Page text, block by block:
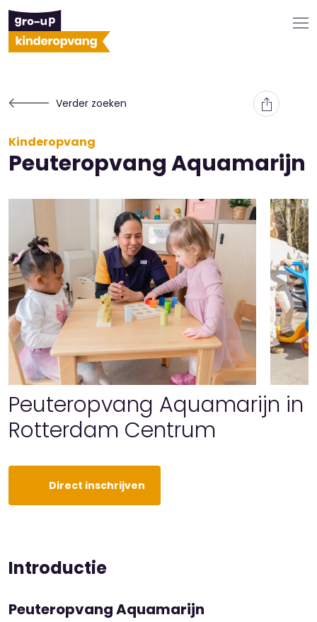
Verder zoeken
Kinderopvang
Peuteropvang Aquamarijn
Peuteropvang Aquamarijn in
Rotterdam Centrum
Direct inschrijven
Introductie
Peuteropvang Aquamarijn